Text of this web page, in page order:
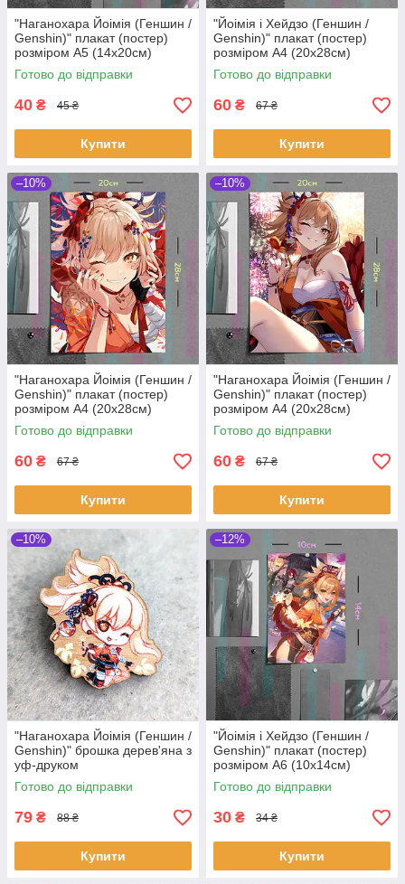
"Наганохара Йоімія (Геншин /
Genshin)" плакат (постер)
розміром А5 (14х20см)
Готово до відправки
40 ₴ 45 ₴
Купити
"Йоімія і Хейдзо (Геншин /
Genshin)" плакат (постер)
розміром А4 (20х28см)
Готово до відправки
60 ₴ 67 ₴
Купити
–10%
"Наганохара Йоімія (Геншин /
Genshin)" плакат (постер)
розміром А4 (20х28см)
Готово до відправки
60 ₴ 67 ₴
Купити
–10%
"Наганохара Йоімія (Геншин /
Genshin)" плакат (постер)
розміром А4 (20х28см)
Готово до відправки
60 ₴ 67 ₴
Купити
–10%
"Наганохара Йоімія (Геншин /
Genshin)" брошка дерев'яна з
уф-друком
Готово до відправки
79 ₴ 88 ₴
Купити
–12%
"Йоімія і Хейдзо (Геншин /
Genshin)" плакат (постер)
розміром А6 (10х14см)
Готово до відправки
30 ₴ 34 ₴
Купити